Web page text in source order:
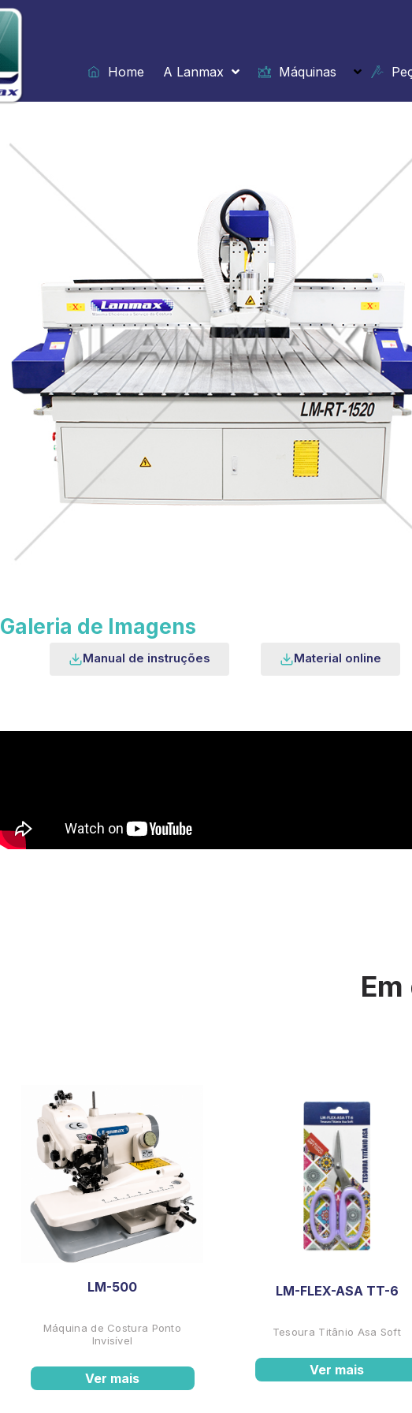
Ir
para
o
conteúdo
Home
A Lanmax Máquinas
Galeria de Imagens
Manual de instruções Material online
LM-500
Máquina de Costura Ponto
Invisível
Ver mais
LM-FLEX-ASA TT-6
Tesoura Titânio Asa Soft
Ver mais